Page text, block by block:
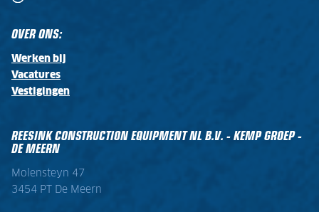
OVER ONS:
Werken bij
Vacatures
Vestigingen
REESINK CONSTRUCTION EQUIPMENT NL B.V. - KEMP GROEP -
DE MEERN
Molensteyn 47
3454 PT De Meern